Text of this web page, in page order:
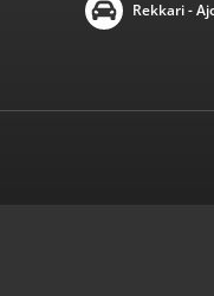
Rekkari -